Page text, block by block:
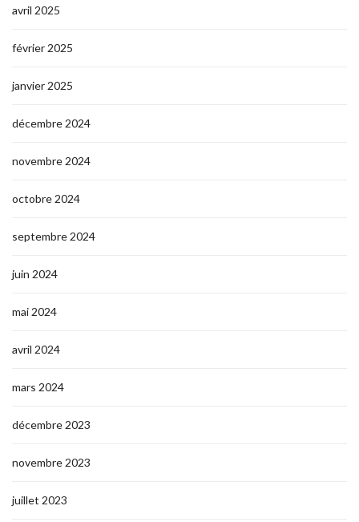
avril 2025
février 2025
janvier 2025
décembre 2024
novembre 2024
octobre 2024
septembre 2024
juin 2024
mai 2024
avril 2024
mars 2024
décembre 2023
novembre 2023
juillet 2023